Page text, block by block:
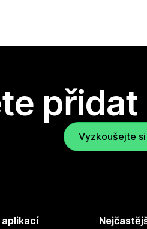
přidat
Vyzkoušejte